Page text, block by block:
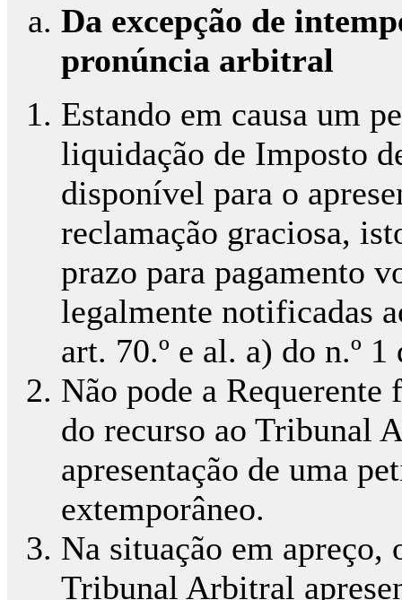
Da excepção de
pronúncia arbitral
Estando em causa um
liquidação de Imposto
disponível para o
reclamação graciosa,
prazo para pagamento
legalmente notificadas
art. 70.º e al. a) do n.º
Não pode a
do recurso ao Tribunal
apresentação de uma
extemporâneo.
Na situação em apreço,
Tribunal Arbitral